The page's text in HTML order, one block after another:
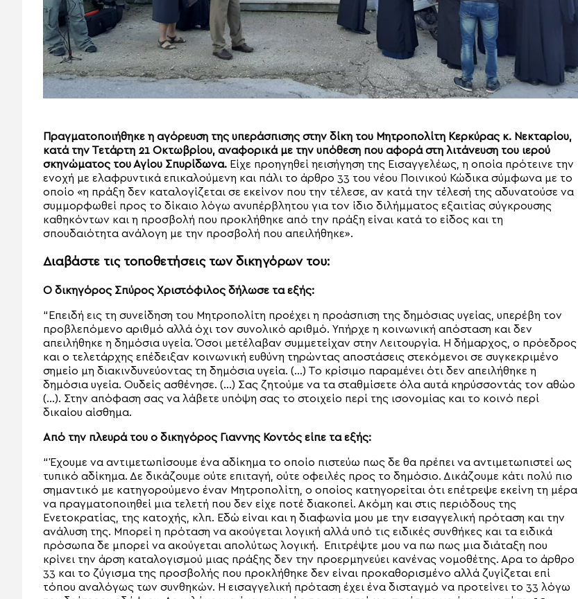
Πραγματοποιήθηκε η αγόρευση της υπεράσπισης στην δίκη του Μητροπολίτη Κερκύρας κ. Νεκταρίου,
κατά την Τετάρτη 21 Οκτωβρίου, αναφορικά με την υπόθεση που αφορά στη λιτάνευση του ιερού
σκηνώματος του Αγίου Σπυρίδωνα. Είχε προηγηθεί ηεισήγηση της Εισαγγελέως, η οποία πρότεινε την
ενοχή με ελαφρυντικά επικαλούμενη και πάλι το άρθρο 33 του νέου Ποινικού Κώδικα σύμφωνα με το
οποίο «η πράξη δεν καταλογίζεται σε εκείνον που την τέλεσε, αν κατά την τέλεσή της αδυνατούσε να
συμμορφωθεί προς το δίκαιο λόγω ανυπέρβλητου για τον ίδιο διλήμματος εξαιτίας σύγκρουσης
καθηκόντων και η προσβολή που προκλήθηκε από την πράξη είναι κατά το είδος και τη
σπουδαιότητα ανάλογη με την προσβολή που απειλήθηκε».
Διαβάστε τις τοποθετήσεις των δικηγόρων του:
Ο δικηγόρος Σπύρος Χριστόφιλος δήλωσε τα εξής:
“Επειδή εις τη συνείδηση του Μητροπολίτη προέχει η προάσπιση της δημόσιας υγείας, υπερέβη τον
προβλεπόμενο αριθμό αλλά όχι τον συνολικό αριθμό. Υπήρχε η κοινωνική απόσταση και δεν
απειλήθηκε η δημόσια υγεία. Όσοι μετέλαβαν συμμετείχαν στην Λειτουργία. Η δήμαρχος, ο πρόεδρος
και ο τελετάρχης επέδειξαν κοινωνική ευθύνη τηρώντας αποστάσεις στεκόμενοι σε συγκεκριμένο
σημείο μη διακινδυνεύοντας τη δημόσια υγεία. (…) Το κρίσιμο παραμένει ότι δεν απειλήθηκε η
δημόσια υγεία. Ουδείς ασθένησε. (…) Σας ζητούμε να τα σταθμίσετε όλα αυτά κηρύσσοντάς τον αθώο
(…). Στην απόφαση σας να λάβετε υπόψη σας το στοιχείο περί της ισονομίας και το κοινό περί
δικαίου αίσθημα.
Από την πλευρά του ο δικηγόρος Γιαννης Κοντός είπε τα εξής:
“Έχουμε να αντιμετωπίσουμε ένα αδίκημα το οποίο πιστεύω πως δε θα πρέπει να αντιμετωπιστεί ως
τυπικό αδίκημα. Δε δικάζουμε ούτε επιταγή, ούτε οφειλές προς το δημόσιο. Δικάζουμε κάτι πολύ πιο
σημαντικό με κατηγορούμενο έναν Μητροπολίτη, ο οποίος κατηγορείται ότι επέτρεψε εκείνη τη μέρα
να πραγματοποιηθεί μια τελετή που δεν είχε ποτέ διακοπεί. Ακόμη και στις περιόδους της
Ενετοκρατίας, της κατοχής, κλπ. Εδώ είναι και η διαφωνία μου με την εισαγγελική πρόταση και την
ανάλυση της. Μπορεί η πρόταση να ακούγεται λογική αλλά υπό τις ειδικές συνθήκες και τα ειδικά
πρόσωπα δε μπορεί να ακούγεται απολύτως λογική. Επιτρέψτε μου να πω πως μια διάταξη που
κρίνει την άρση καταλογισμού μιας πράξης δεν την προερμηνεύει κανένας νομοθέτης. Αρα το άρθρο
33 και το ζύγισμα της προσβολής που προκλήθηκε δεν είναι προκαθορισμένο αλλά ζυγίζεται επί
τόπου αναλόγως των συνθηκών. Η εισαγγελική πρόταση έχει ένα δισταγμό να προτείνει το 33 λόγω
Ιεράπετρας
της Μεταμορφώσεως
του Σωτήρος στην
Αλεξανδρούπολη